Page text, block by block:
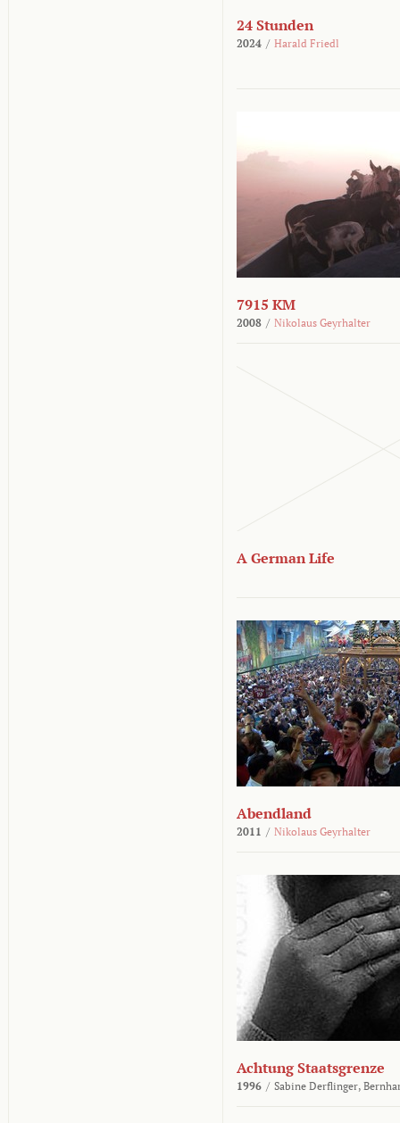
24 Stunden
2024 / Harald Friedl
7915 KM
2008 / Nikolaus Geyrhalter
A German Life
Abendland
2011 / Nikolaus Geyrhalter
Achtung Staatsgrenze
1996 / Sabine Derflinger,